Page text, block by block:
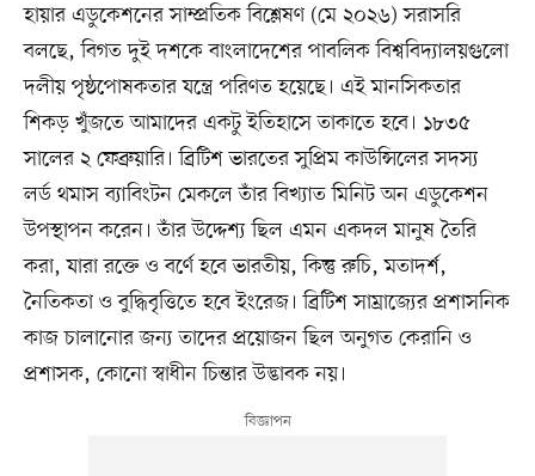
হায়ার এডুকেশনের সাম্প্রতিক বিশ্লেষণ (মে ২০২৬) সরাসরি
বলছে, বিগত দুই দশকে বাংলাদেশের পাবলিক বিশ্ববিদ্যালয়গুলো
দলীয় পৃষ্ঠপোষকতার যন্ত্রে পরিণত হয়েছে। এই মানসিকতার
শিকড় খুঁজতে আমাদের একটু ইতিহাসে তাকাতে হবে। ১৮৩৫
সালের ২ ফেব্রুয়ারি। ব্রিটিশ ভারতের সুপ্রিম কাউন্সিলের সদস্য
লর্ড থমাস ব্যাবিংটন মেকলে তাঁর বিখ্যাত মিনিট অন এডুকেশন
উপস্থাপন করেন। তাঁর উদ্দেশ্য ছিল এমন একদল মানুষ তৈরি
করা, যারা রক্তে ও বর্ণে হবে ভারতীয়, কিন্তু রুচি, মতাদর্শ,
নৈতিকতা ও বুদ্ধিবৃত্তিতে হবে ইংরেজ। ব্রিটিশ সাম্রাজ্যের প্রশাসনিক
কাজ চালানোর জন্য তাদের প্রয়োজন ছিল অনুগত কেরানি ও
প্রশাসক, কোনো স্বাধীন চিন্তার উদ্ভাবক নয়।